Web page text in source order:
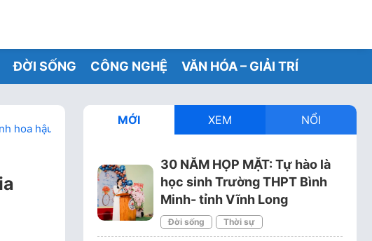
ĐỜI SỐNG CÔNG NGHỆ VĂN HÓA – GIẢI TRÍ
hoa hậu doanh nhân Lê Thùy.
MỚI XEM NỔI
30 NĂM HỌP MẶT: Tự hào là
học sinh Trường THPT Bình
Minh- tỉnh Vĩnh Long
Đời sống Thời sự